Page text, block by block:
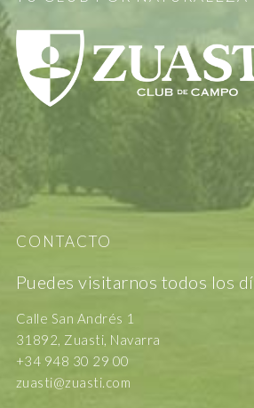
CONTACTO
Puedes visitarnos todos los
Calle San Andrés 1
31892, Zuasti, Navarra
+34 948 30 29 00
zuasti@zuasti.com